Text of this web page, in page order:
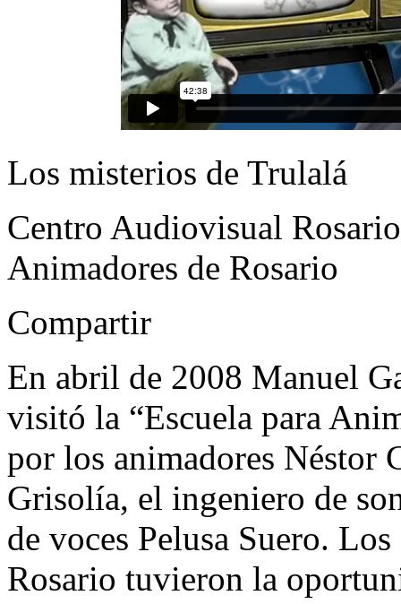
Los misterios de Trulalá
Centro Audiovisual
Animadores de Rosario
Compartir
En abril de 2008 Manuel
visitó la “Escuela para
por los animadores Néstor
Grisolía, el ingeniero de
de voces Pelusa Suero.
Rosario tuvieron la